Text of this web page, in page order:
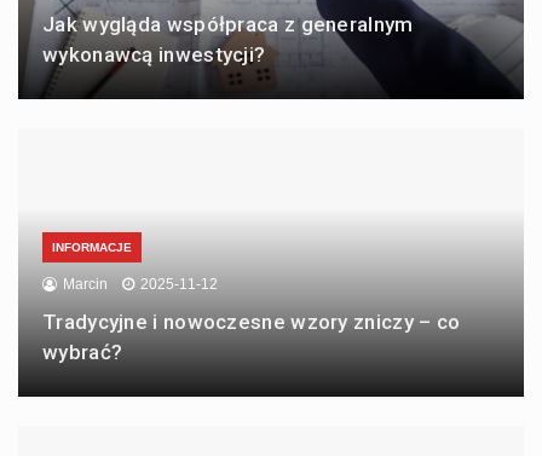
Jak wygląda współpraca z generalnym
wykonawcą inwestycji?
INFORMACJE
Marcin 2025-11-12
Tradycyjne i nowoczesne wzory zniczy – co
wybrać?